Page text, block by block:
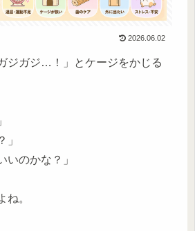
2026.06.02
ジガジ…！」とケージをかじる
」
いのかな？」
ね。